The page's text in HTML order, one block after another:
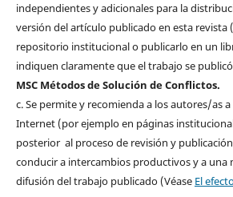
independientes y adicionales para la
versión del artículo publicado en esta revista
repositorio institucional o publicarlo en un
indiquen claramente que el trabajo se
MSC Métodos de Solución de Conflictos.
c. Se permite y recomienda a los autores/as
Internet (por ejemplo en páginas
posterior al proceso de revisión y
conducir a intercambios productivos y a una
difusión del trabajo publicado (Véase El